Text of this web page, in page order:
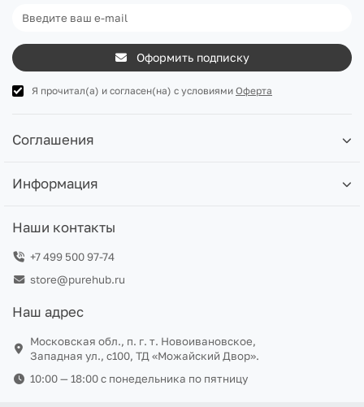
Оформить подписку
Я прочитал(а) и согласен(на) с условиями Оферта
Соглашения
Информация
Наши контакты
+7 499 500 97-74
store@purehub.ru
Наш адрес
Московская обл., п. г. т. Новоивановское,
Западная ул., с100, ТД «Можайский Двор».
10:00 — 18:00 c понедельника по пятницу